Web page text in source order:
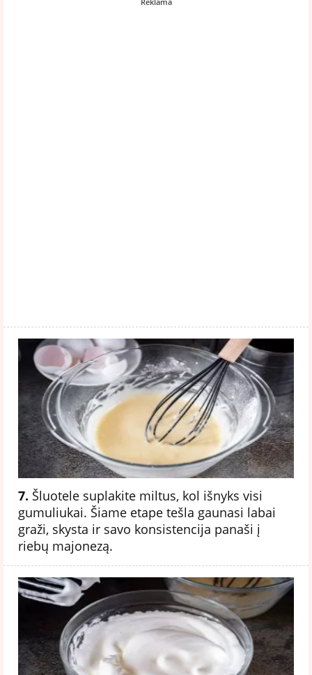
7. Šluotele suplakite miltus, kol išnyks visi
gumuliukai. Šiame etape tešla gaunasi labai
graži, skysta ir savo konsistencija panaši į
riebų majonezą.